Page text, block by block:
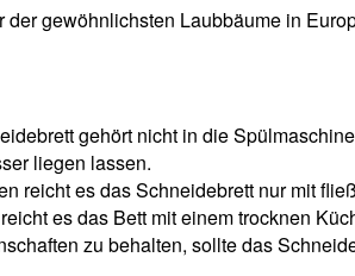
der gewöhnlichsten Laubbäume in
gehört nicht in die
liegen lassen.
reicht es das Schneidebrett nur mit
es das Bett mit einem trocknen
zu behalten, sollte das